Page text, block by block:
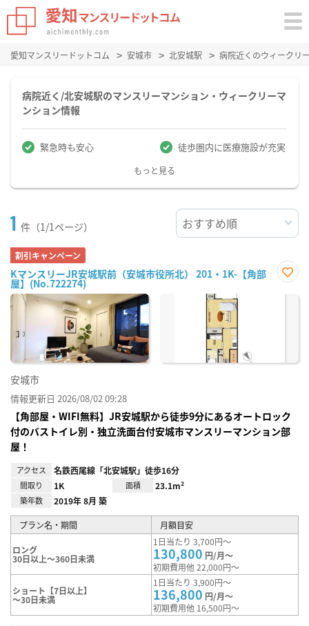
愛知マンスリードットコム 安城市 北安城駅 病院近くのウィークリ
病院近く/北安城駅のマンスリーマンション・ウィークリーマ
ンション情報
緊急時も安心 徒歩圏内に医療施設が充実
もっと見る
1 件（1/1ページ）
割引キャンペーン
KマンスリーJR安城駅前（安城市役所北） 201・1K-【角部
屋】(No.722274)
に入
安城市
情報更新日 2026/08/02 09:28
【角部屋・WIFI無料】JR安城駅から徒歩9分にあるオートロック
付のバストイレ別・独立洗面台付安城市マンスリーマンション部
屋！
アクセス 名鉄西尾線「北安城駅」徒歩16分
間取り 1K 面積 23.1m²
築年数 2019年 8月 築
プラン名・期間 月額目安
ロング
30日以上～360日未満
1日当たり 3,700円～
130,800 円/月～
初期費用他 22,000円～
ショート【7日以上】
～30日未満
1日当たり 3,900円～
136,800 円/月～
初期費用他 16,500円～